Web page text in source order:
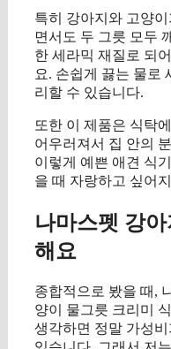
특히 강아지와 고양
면서도 두 그릇 모두
한 세라믹 재질로 되
요. 손쉽게 끓는 물로
리할 수 있습니다.
또한 이 제품은 식탁
어우러져서 집 안의
이렇게 예쁜 애견 식
을 때 자랑하고 싶어
나마스펫 강
해요
종합적으로 봤을 때,
양이 물그릇 크리미
생각하면 정말 가성